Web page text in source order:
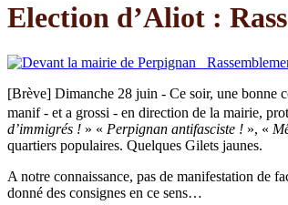
Election d’Aliot :
[Brève] Dimanche 28 juin - Ce soir, une bonne
manif - et a grossi - en direction de la mairie,
d’immigrés ! » « Perpignan antifasciste ! », «
quartiers populaires. Quelques Gilets jaunes.
A notre connaissance, pas de manifestation de
donné des consignes en ce sens…